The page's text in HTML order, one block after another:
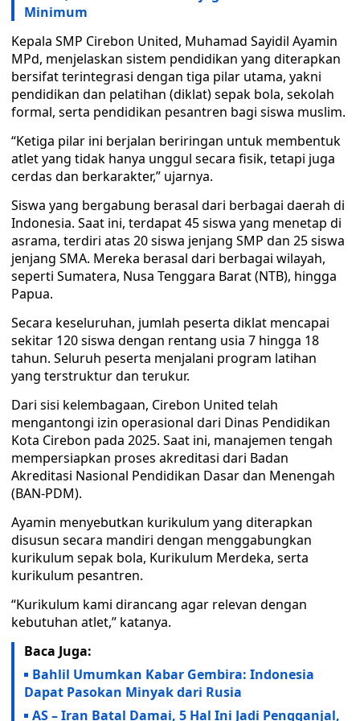
Minimum
Kepala SMP Cirebon United, Muhamad Sayidil Ayamin
MPd, menjelaskan sistem pendidikan yang diterapkan
bersifat terintegrasi dengan tiga pilar utama, yakni
pendidikan dan pelatihan (diklat) sepak bola, sekolah
formal, serta pendidikan pesantren bagi siswa muslim.
“Ketiga pilar ini berjalan beriringan untuk membentuk
atlet yang tidak hanya unggul secara fisik, tetapi juga
cerdas dan berkarakter,” ujarnya.
Siswa yang bergabung berasal dari berbagai daerah di
Indonesia. Saat ini, terdapat 45 siswa yang menetap di
asrama, terdiri atas 20 siswa jenjang SMP dan 25 siswa
jenjang SMA. Mereka berasal dari berbagai wilayah,
seperti Sumatera, Nusa Tenggara Barat (NTB), hingga
Papua.
Secara keseluruhan, jumlah peserta diklat mencapai
sekitar 120 siswa dengan rentang usia 7 hingga 18
tahun. Seluruh peserta menjalani program latihan
yang terstruktur dan terukur.
Dari sisi kelembagaan, Cirebon United telah
mengantongi izin operasional dari Dinas Pendidikan
Kota Cirebon pada 2025. Saat ini, manajemen tengah
mempersiapkan proses akreditasi dari Badan
Akreditasi Nasional Pendidikan Dasar dan Menengah
(BAN-PDM).
Ayamin menyebutkan kurikulum yang diterapkan
disusun secara mandiri dengan menggabungkan
kurikulum sepak bola, Kurikulum Merdeka, serta
kurikulum pesantren.
“Kurikulum kami dirancang agar relevan dengan
kebutuhan atlet,” katanya.
Baca Juga:
Bahlil Umumkan Kabar Gembira: Indonesia
Dapat Pasokan Minyak dari Rusia
AS – Iran Batal Damai, 5 Hal Ini Jadi Pengganjal,